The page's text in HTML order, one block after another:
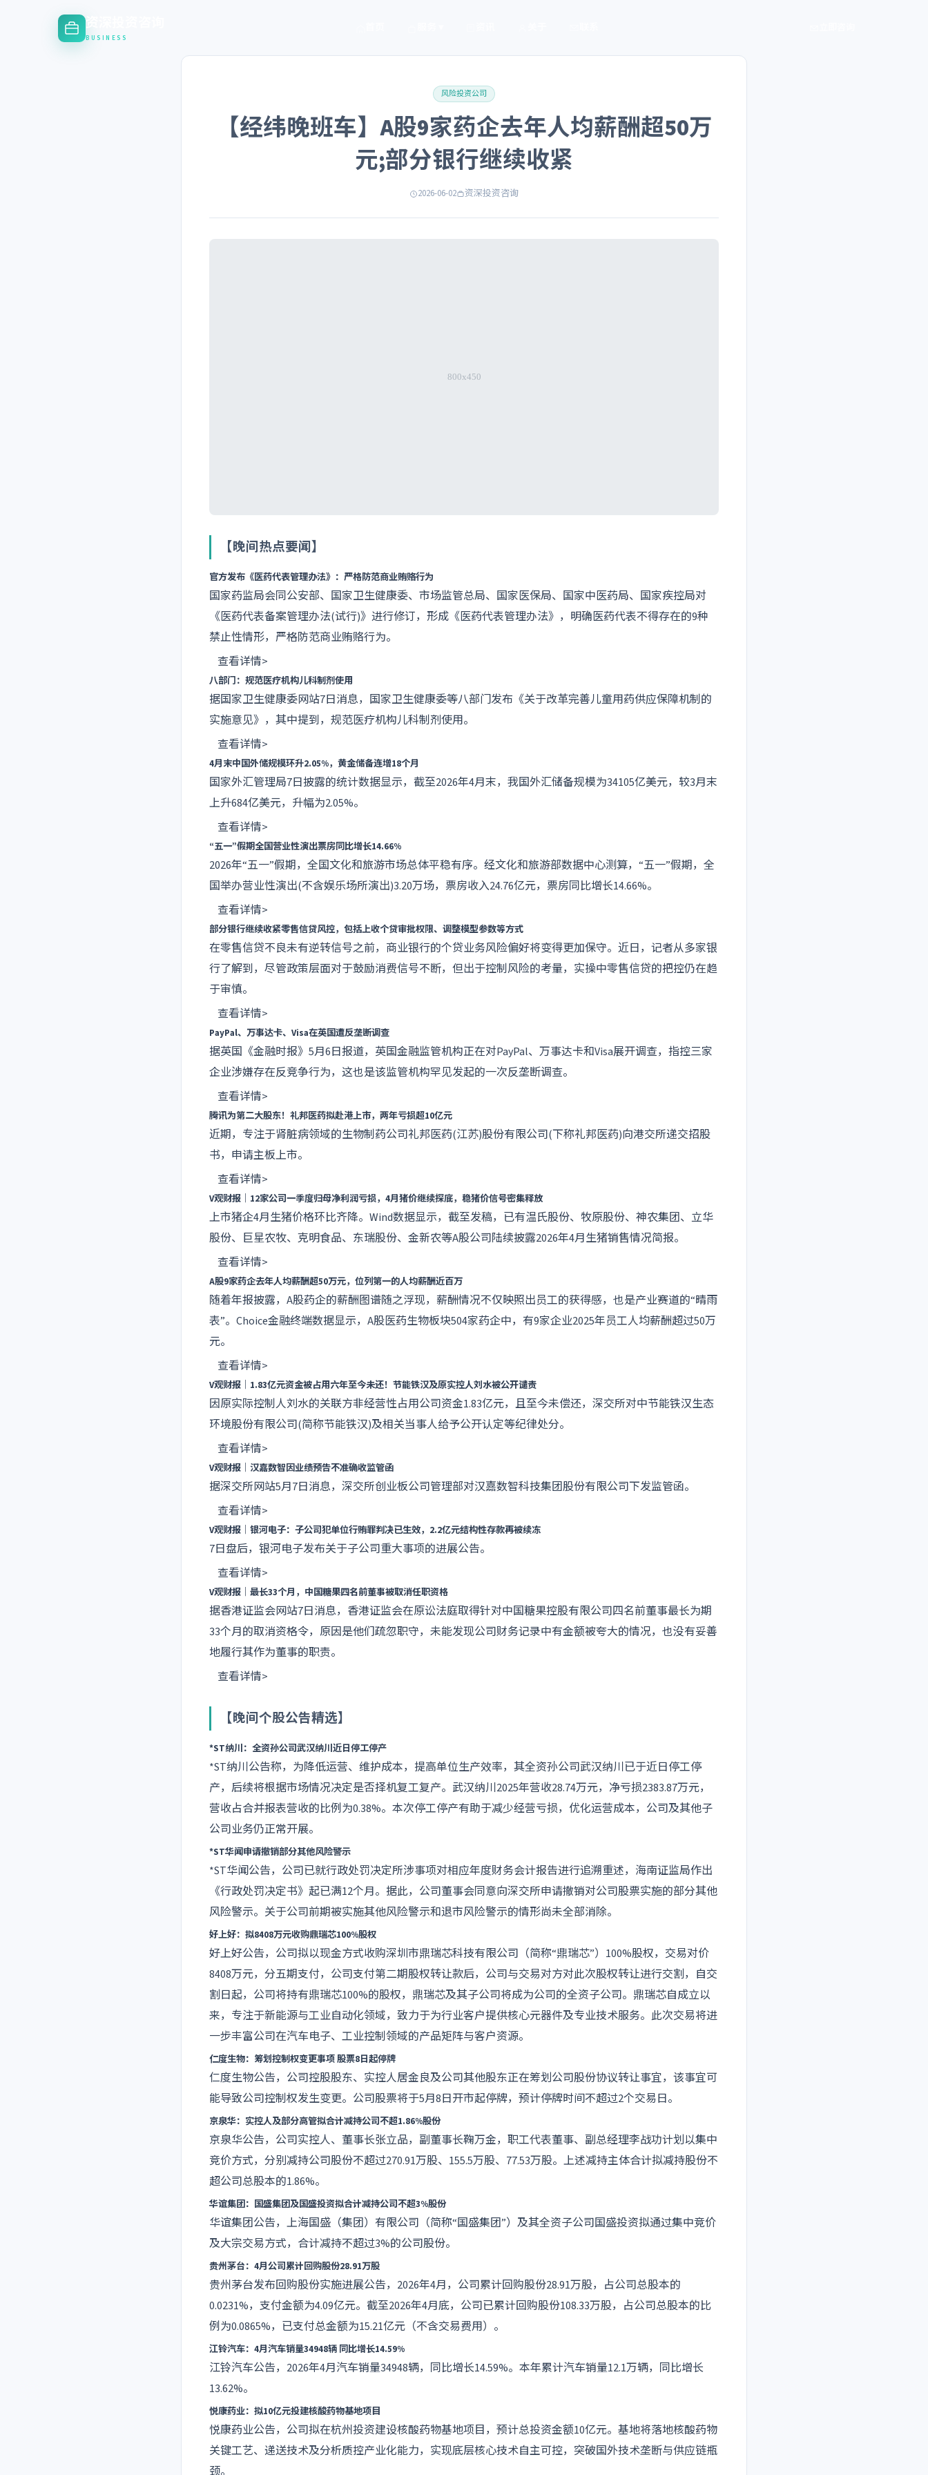
资深投资咨询
BUSINESS
风险投资公司
【经纬晚班车】A股9家药企去年人均薪酬超50万
元;部分银行继续收紧
2026-06-02 资深投资咨询
【晚间热点要闻】
官方发布《医药代表管理办法》：严格防范商业贿赂行为
国家药监局会同公安部、国家卫生健康委、市场监管总局、国家医保局、国家中医药局、国家疾控局对
《医药代表备案管理办法(试行)》进行修订，形成《医药代表管理办法》，明确医药代表不得存在的9种
禁止性情形，严格防范商业贿赂行为。
查看详情>
八部门：规范医疗机构儿科制剂使用
据国家卫生健康委网站7日消息，国家卫生健康委等八部门发布《关于改革完善儿童用药供应保障机制的
实施意见》，其中提到，规范医疗机构儿科制剂使用。
查看详情>
4月末中国外储规模环升2.05%，黄金储备连增18个月
国家外汇管理局7日披露的统计数据显示，截至2026年4月末，我国外汇储备规模为34105亿美元，较3月末
上升684亿美元，升幅为2.05%。
查看详情>
“五一”假期全国营业性演出票房同比增长14.66%
2026年“五一”假期，全国文化和旅游市场总体平稳有序。经文化和旅游部数据中心测算，“五一”假期，全
国举办营业性演出(不含娱乐场所演出)3.20万场，票房收入24.76亿元，票房同比增长14.66%。
查看详情>
部分银行继续收紧零售信贷风控，包括上收个贷审批权限、调整模型参数等方式
在零售信贷不良未有逆转信号之前，商业银行的个贷业务风险偏好将变得更加保守。近日，记者从多家银
行了解到，尽管政策层面对于鼓励消费信号不断，但出于控制风险的考量，实操中零售信贷的把控仍在趋
于审慎。
查看详情>
PayPal、万事达卡、Visa在英国遭反垄断调查
据英国《金融时报》5月6日报道，英国金融监管机构正在对PayPal、万事达卡和Visa展开调查，指控三家
企业涉嫌存在反竞争行为，这也是该监管机构罕见发起的一次反垄断调查。
查看详情>
腾讯为第二大股东！礼邦医药拟赴港上市，两年亏损超10亿元
近期，专注于肾脏病领域的生物制药公司礼邦医药(江苏)股份有限公司(下称礼邦医药)向港交所递交招股
书，申请主板上市。
查看详情>
V观财报｜12家公司一季度归母净利润亏损，4月猪价继续探底，稳猪价信号密集释放
上市猪企4月生猪价格环比齐降。Wind数据显示，截至发稿，已有温氏股份、 牧原股份、 神农集团、 立华
股份、 巨星农牧、 克明食品、 东瑞股份、 金新农等A股公司陆续披露2026年4月生猪销售情况简报。
查看详情>
A股9家药企去年人均薪酬超50万元，位列第一的人均薪酬近百万
随着年报披露，A股药企的薪酬图谱随之浮现，薪酬情况不仅映照出员工的获得感，也是产业赛道的“晴雨
表”。Choice金融终端数据显示，A股医药生物板块504家药企中，有9家企业2025年员工人均薪酬超过50万
元。
查看详情>
V观财报｜1.83亿元资金被占用六年至今未还！节能铁汉及原实控人刘水被公开谴责
因原实际控制人刘水的关联方非经营性占用公司资金1.83亿元，且至今未偿还，深交所对中节能铁汉生态
环境股份有限公司(简称节能铁汉)及相关当事人给予公开认定等纪律处分。
查看详情>
V观财报｜汉嘉数智因业绩预告不准确收监管函
据深交所网站5月7日消息，深交所创业板公司管理部对汉嘉数智科技集团股份有限公司下发监管函。
查看详情>
V观财报｜银河电子：子公司犯单位行贿罪判决已生效，2.2亿元结构性存款再被续冻
7日盘后，银河电子发布关于子公司重大事项的进展公告。
查看详情>
V观财报｜最长33个月，中国糖果四名前董事被取消任职资格
据香港证监会网站7日消息，香港证监会在原讼法庭取得针对中国糖果控股有限公司四名前董事最长为期
33个月的取消资格令，原因是他们疏忽职守，未能发现公司财务记录中有金额被夸大的情况，也没有妥善
地履行其作为董事的职责。
查看详情>
【晚间个股公告精选】
*ST纳川：全资孙公司武汉纳川近日停工停产
*ST纳川公告称，为降低运营、维护成本，提高单位生产效率，其全资孙公司武汉纳川已于近日停工停
产，后续将根据市场情况决定是否择机复工复产。武汉纳川2025年营收28.74万元，净亏损2383.87万元，
营收占合并报表营收的比例为0.38%。本次停工停产有助于减少经营亏损，优化运营成本，公司及其他子
公司业务仍正常开展。
*ST华闻申请撤销部分其他风险警示
*ST华闻公告，公司已就行政处罚决定所涉事项对相应年度财务会计报告进行追溯重述，海南证监局作出
《行政处罚决定书》起已满12个月。据此，公司董事会同意向深交所申请撤销对公司股票实施的部分其他
风险警示。关于公司前期被实施其他风险警示和退市风险警示的情形尚未全部消除。
好上好：拟8408万元收购鼎瑞芯100%股权
好上好公告，公司拟以现金方式收购深圳市鼎瑞芯科技有限公司（简称“鼎瑞芯”）100%股权，交易对价
8408万元，分五期支付，公司支付第二期股权转让款后，公司与交易对方对此次股权转让进行交割，自交
割日起，公司将持有鼎瑞芯100%的股权，鼎瑞芯及其子公司将成为公司的全资子公司。鼎瑞芯自成立以
来，专注于新能源与工业自动化领域，致力于为行业客户提供核心元器件及专业技术服务。此次交易将进
一步丰富公司在汽车电子、工业控制领域的产品矩阵与客户资源。
仁度生物：筹划控制权变更事项 股票8日起停牌
仁度生物公告，公司控股股东、实控人居金良及公司其他股东正在筹划公司股份协议转让事宜，该事宜可
能导致公司控制权发生变更。公司股票将于5月8日开市起停牌，预计停牌时间不超过2个交易日。
京泉华：实控人及部分高管拟合计减持公司不超1.86%股份
京泉华公告，公司实控人、董事长张立品，副董事长鞠万金，职工代表董事、副总经理李战功计划以集中
竞价方式，分别减持公司股份不超过270.91万股、155.5万股、77.53万股。上述减持主体合计拟减持股份不
超公司总股本的1.86%。
华谊集团：国盛集团及国盛投资拟合计减持公司不超3%股份
华谊集团公告，上海国盛（集团）有限公司（简称“国盛集团”）及其全资子公司国盛投资拟通过集中竞价
及大宗交易方式，合计减持不超过3%的公司股份。
贵州茅台：4月公司累计回购股份28.91万股
贵州茅台发布回购股份实施进展公告，2026年4月，公司累计回购股份28.91万股，占公司总股本的
0.0231%，支付金额为4.09亿元。截至2026年4月底，公司已累计回购股份108.33万股，占公司总股本的比
例为0.0865%，已支付总金额为15.21亿元（不含交易费用）。
江铃汽车：4月汽车销量34948辆 同比增长14.59%
江铃汽车公告，2026年4月汽车销量34948辆，同比增长14.59%。本年累计汽车销量12.1万辆，同比增长
13.62%。
悦康药业：拟10亿元投建核酸药物基地项目
悦康药业公告，公司拟在杭州投资建设核酸药物基地项目，预计总投资金额10亿元。基地将落地核酸药物
关键工艺、递送技术及分析质控产业化能力，实现底层核心技术自主可控，突破国外技术垄断与供应链瓶
颈。